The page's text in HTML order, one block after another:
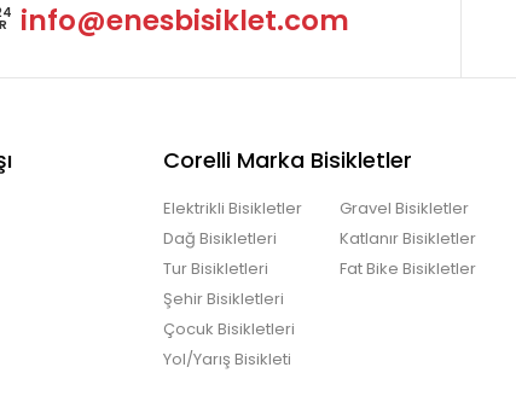
info@enesbisiklet.com
Corelli Marka Bisikletler
Elektrikli Bisikletler
Dağ Bisikletleri
Tur Bisikletleri
Şehir Bisikletleri
Çocuk Bisikletleri
Yol/Yarış Bisikleti
Gravel Bisikletler
Katlanır Bisikletler
Fat Bike Bisikletler